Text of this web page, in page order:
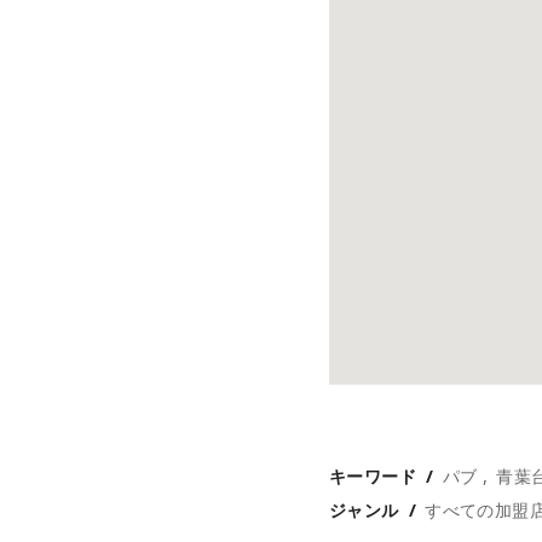
キーワード パブ
青葉
ジャンル
すべての加盟